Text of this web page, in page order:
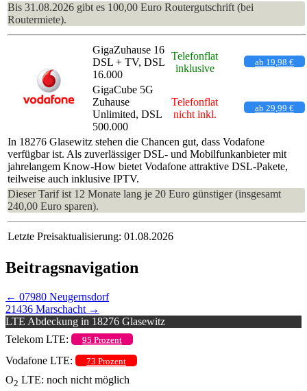
Bis 31.08.2026 gibt es 100,00 Euro Routergutschrift (bei
Routermiete).
GigaZuhause 16
DSL + TV, DSL
16.000
Telefonflat
inklusive
ab 19,98 €
GigaCube 5G
Zuhause
Unlimited, DSL
500.000
Telefonflat
nicht inkl.
ab 29,99 €
In 18276 Glasewitz stehen die Chancen gut, dass Vodafone
verfügbar ist. Als zuverlässiger DSL- und Mobilfunkanbieter mit
jahrelangem Know-How bietet Vodafone attraktive DSL-Pakete,
teilweise auch inklusive IPTV.
Dieser Tarif ist 12 Monate lang je 20 Euro günstiger (insgesamt
240,00 Euro sparen).
Letzte Preisaktualisierung: 01.08.2026
Beitragsnavigation
← 07980 Neugernsdorf
21436 Marschacht →
LTE Abdeckung in 18276 Glasewitz
Telekom LTE:
95 Prozent
Vodafone LTE: 73 Prozent
O2 LTE: noch nicht möglich